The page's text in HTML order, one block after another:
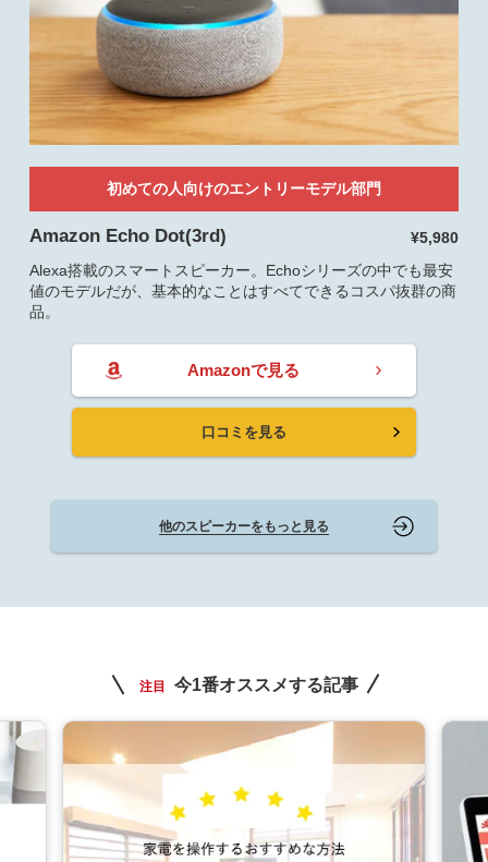
初めての人向けのエントリーモデル部門
Amazon Echo Dot(3rd)
¥5,980
Alexa搭載のスマートスピーカー。Echoシリーズの中でも最安
値のモデルだが、基本的なことはすべてできるコスパ抜群の商
品。
Amazonで見る
口コミを見る
他のスピーカーをもっと見る
注目 今1番オススメする記事